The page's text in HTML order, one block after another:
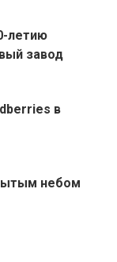
летию
завод
в
небом